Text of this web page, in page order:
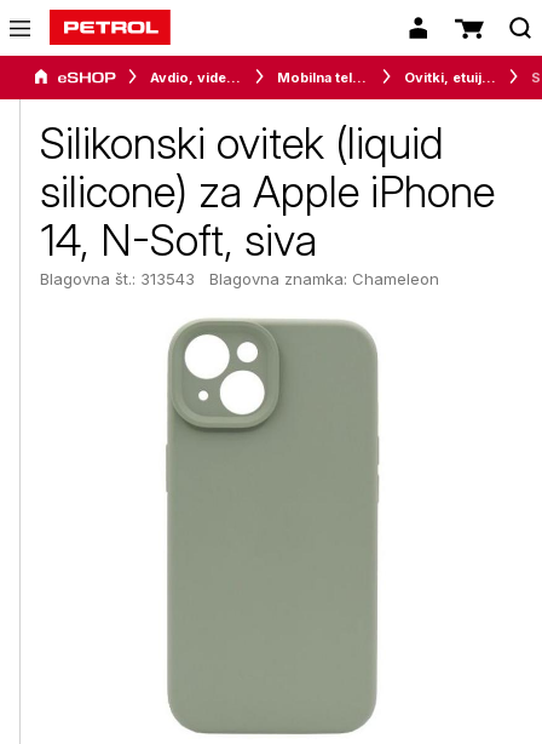
Avdio, video in telefonija Mobilna telefonija Ovitki, etuiji, torbice in držala
Silikonski ovitek (liquid
silicone) za Apple iPhone
14, N-Soft, siva
Blagovna št.: 313543 Blagovna znamka: Chameleon